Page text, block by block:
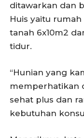
ditawarkan dan
Huis yaitu
tanah 6x10m2
tidur.
“Hunian yang
memperhatikan
sehat plus dan
kebutuhan